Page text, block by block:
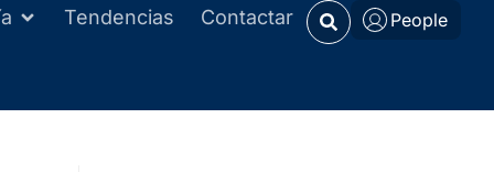
Tendencias Contactar People